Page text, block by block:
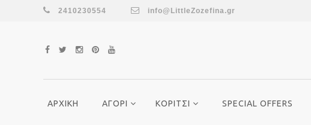
2410230554 info@LittleZozefina.gr
ΑΡΧΙΚΗ ΑΓΟΡΙ ΚΟΡΙΤΣΙ SPECIAL OFFERS